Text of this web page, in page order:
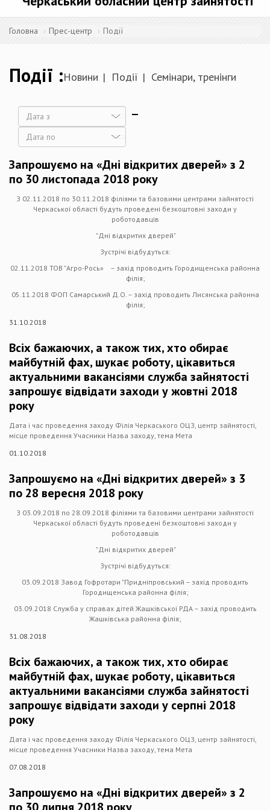
Головна Прес-центр Події
Події Новини Події Семінари, тренінги
Дата
Запрошуємо на «Дні відкритих дверей» з 2
по 30 листопада 2018 року
З 02.11.2018 по 30.11.2018 філіями та базовими центрами зайнятості
Черкаської області будуть проведені безкоштовні заходи у
роботодавців
"Дні відкритих дверей"
Зустрічі відбудуться:
02.11.2018 ТОВ "Агро-Рось» – захід проводить Городищенська районна
філія;
05.11.2018 ФОП Самарський Д.О. – захід проводить Лисянська районна
філія;
31.10.2018
Всіх бажаючих, а також тих, хто обирає
майбутній фах, шукає роботу, цікавиться
актуальними вакансіями служба зайнятості
запрошує відвідати заходи у жовтні 2018
року
Дата і час проведення заходу Філія Черкаського ОЦЗ, центр зайнятості,
місце проведення Учасники Назва заходу, тема Мета
01.10.2018
Запрошуємо на «Дні відкритих дверей» з 3
по 28 вересня 2018 року
З 03.09.2018 по 28.09.2018 філіями та базовими центрами зайнятості
Черкаської області будуть проведені безкоштовні заходи у
роботодавців
"Дні відкритих дверей"
Зустрічі відбудуться:
03.09.2018 Завод Гофротари "Придніпровський – захід проводить
Городищенська районна філія;
03.09.2018 Служба у справах дітей Жашківської РДА – захід проводить
Жашківська районна філія;
31.08.2018
Всіх бажаючих, а також тих, хто обирає
майбутній фах, шукає роботу, цікавиться
актуальними вакансіями служба зайнятості
запрошує відвідати заходи у серпні 2018
року
Дата і час проведення заходу Філія Черкаського ОЦЗ, центр зайнятості,
місце проведення Учасники Назва заходу, тема Мета
07.08.2018
Запрошуємо на «Дні відкритих дверей» з 2
по 30 липня 2018 року